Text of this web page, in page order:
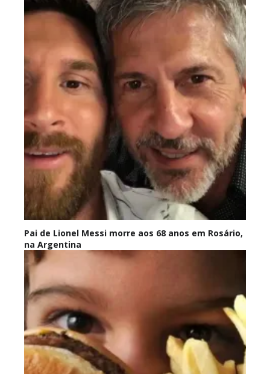
Pai de Lionel Messi morre aos 68 anos em Rosário,
na Argentina